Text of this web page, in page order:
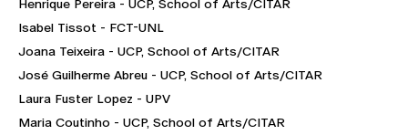
Henrique Pereira - UCP, School of Arts/CITAR
Isabel Tissot - FCT-UNL
Joana Teixeira - UCP, School of Arts/CITAR
José Guilherme Abreu - UCP, School of Arts/CITAR
Laura Fuster Lopez - UPV
Maria Coutinho - UCP, School of Arts/CITAR